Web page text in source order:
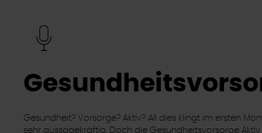
Gesundheit? Vorsorge? Aktiv? All dies klingt im ersten
sehr aussagekräftig. Doch die Gesundheitsvorsorge